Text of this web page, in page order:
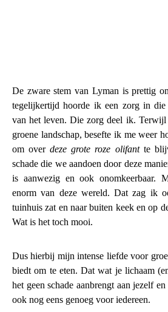
De zware stem van Lyman is prettig
tegelijkertijd hoorde ik een zorg in die
van het leven. Die zorg deel ik.
groene landschap, besefte ik me weer
om overdeze grote roze olifant te
schade die we aandoen door deze
is aanwezig en ook onomkeerbaar.
enorm van deze wereld. Dat zag ik
tuinhuis zat en naar buiten keek en op
Wat is het toch mooi.
Dus hierbij mijn intense liefde voor
biedt om te eten. Dat wat je lichaam
het geen schade aanbrengt aan jezelf
ook nog eens genoeg voor iedereen.